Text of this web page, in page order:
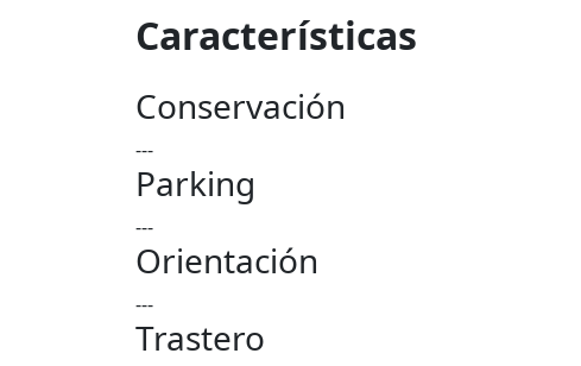
Características
Conservación
---
Parking
---
Orientación
---
Trastero